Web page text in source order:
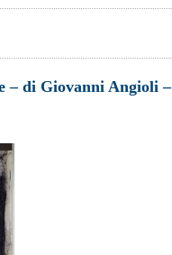
– di Giovanni Angioli –